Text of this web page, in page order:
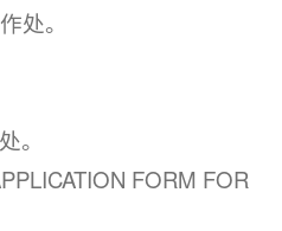
处。
。
FORM FOR